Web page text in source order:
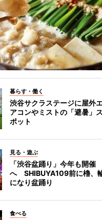
暮らす・働く
渋谷サクラステージに屋外
アコンやミストの「避暑」ス
ポット
見る・遊ぶ
「渋谷盆踊り」今年も開催
へ SHIBUYA109前に櫓、
になり盆踊り
食べる